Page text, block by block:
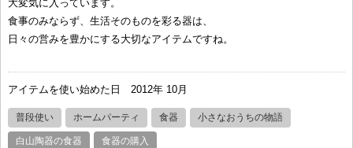
大変気に入っています。
食事のみならず、生活そのものを彩る器は、
日々の営みを豊かにする大切なアイテムですね。
アイテムを使い始めた日 2012年 10月
普段使い ホームパーティ 食器 小さなおうちの物語
白山陶器の食器 食器の購入